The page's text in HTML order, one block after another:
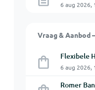
6 aug 2026,
Vraag &